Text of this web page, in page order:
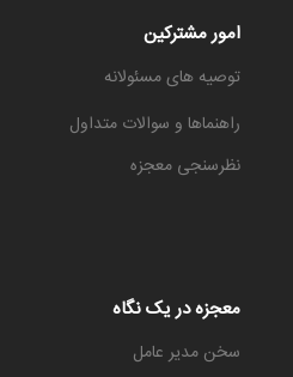
امور مشترکین
توصیه های مسئولانه
راهنماها و سوالات متداول
نظرسنجی معجزه
معجزه در یک نگاه
سخن مدیر عامل